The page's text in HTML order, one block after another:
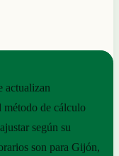
actualizan
método de cálculo
según su
son para Gijón,